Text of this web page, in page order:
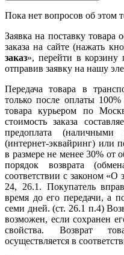
Пока нет вопросов об этом
Заявка на поставку товара
заказа на сайте (нажать
заказ», перейти в корзину
отправив заявку на нашу
Передача товара в
только после оплаты
товара курьером по
стоимость заказа
предоплата
(интернет-эквайринг) или
в размере не менее 30% от
порядок возврата
соответствии с законом «О
24, 26.1. Покупатель
время до его передачи, а
семи дней. (ст. 26.1 п.4)
возможен, если сохранен
свойства. Возврат
осуществляется в